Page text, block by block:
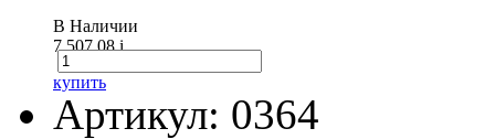
В Наличии
7 507.08i
купить
Артикул: 0364